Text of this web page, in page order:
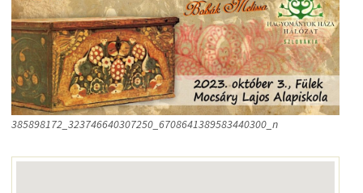
385898172_323746640307250_6708641389583440300_n